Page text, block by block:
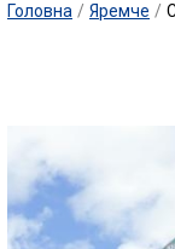
Головна / Яремче /